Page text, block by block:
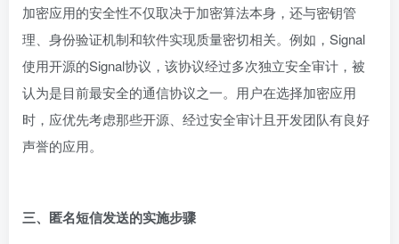
加密应用的安全性不仅取决于加密算法本身，还与密钥管
理、身份验证机制和软件实现质量密切相关。例如，Signal
使用开源的Signal协议，该协议经过多次独立安全审计，被
认为是目前最安全的通信协议之一。用户在选择加密应用
时，应优先考虑那些开源、经过安全审计且开发团队有良好
声誉的应用。
三、匿名短信发送的实施步骤